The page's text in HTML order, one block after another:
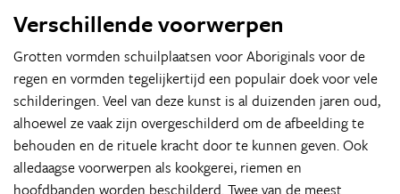
Verschillende voorwerpen
Grotten vormden schuilplaatsen voor Aboriginals voor de
regen en vormden tegelijkertijd een populair doek voor vele
schilderingen. Veel van deze kunst is al duizenden jaren oud,
alhoewel ze vaak zijn overgeschilderd om de afbeelding te
behouden en de rituele kracht door te kunnen geven. Ook
alledaagse voorwerpen als kookgerei, riemen en
hoofdbanden worden beschilderd. Twee van de meest